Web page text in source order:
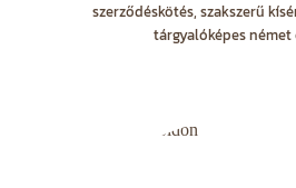
szerződéskötés, szakszerű
tárgyalóképes